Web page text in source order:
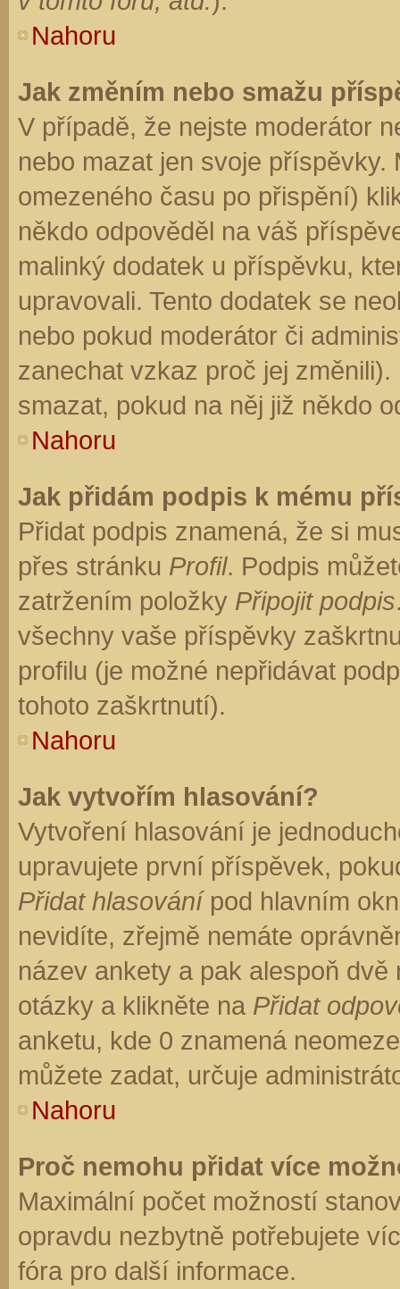
Nahoru
Jak změním nebo smažu
V případě, že nejste moderátor
nebo mazat jen svoje
omezeného času po přispění)
někdo odpověděl na váš
malinký dodatek u příspěvku,
upravovali. Tento dodatek se
nebo pokud moderátor či
zanechat vzkaz proč jej
smazat, pokud na něj již někdo
Nahoru
Jak přidám podpis k mému
Přidat podpis znamená, že si
přes stránku Profil. Podpis
zatržením položky Připojit podpis
všechny vaše příspěvky
profilu (je možné nepřidávat
tohoto zaškrtnutí).
Nahoru
Jak vytvořím hlasování?
Vytvoření hlasování je
upravujete první příspěvek,
Přidat hlasovánípod hlavním
nevidíte, zřejmě nemáte
název ankety a pak alespoň
otázky a klikněte na Přidat
anketu, kde 0 znamená
můžete zadat, určuje
Nahoru
Proč nemohu přidat více
Maximální počet možností
opravdu nezbytně potřebujete
fóra pro další informace.